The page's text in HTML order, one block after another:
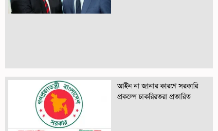
আইন না জানার কারণে সরকারি
প্রকল্পে চাকরিরতরা প্রতারিত